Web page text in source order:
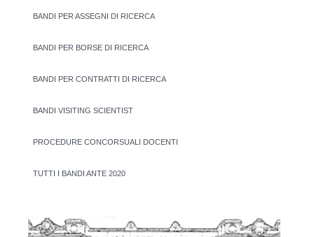
BANDI PER ASSEGNI DI RICERCA
BANDI PER BORSE DI RICERCA
BANDI PER CONTRATTI DI RICERCA
BANDI VISITING SCIENTIST
PROCEDURE CONCORSUALI DOCENTI
TUTTI I BANDI ANTE 2020